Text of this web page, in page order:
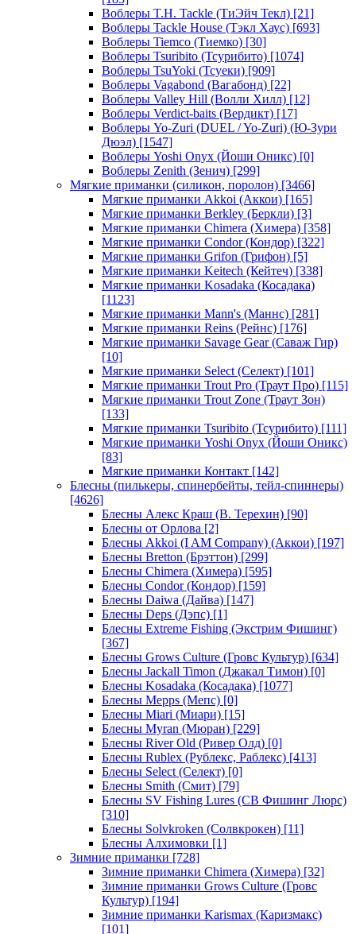
Воблеры T.H. Tackle (ТиЭйч Текл) [21]
Воблеры Tackle House (Тэкл Хаус) [693]
Воблеры Tiemco (Тиемко) [30]
Воблеры Tsuribito (Тсурибито) [1074]
Воблеры TsuYoki (Тсуеки) [909]
Воблеры Vagabond (Вагабонд) [22]
Воблеры Valley Hill (Волли Хилл) [12]
Воблеры Verdict-baits (Вердикт) [17]
Воблеры Yo-Zuri (DUEL / Yo-Zuri) (Ю-Зури
Дюэл) [1547]
Воблеры Yoshi Onyx (Йоши Оникс) [0]
Воблеры Zenith (Зенич) [299]
Мягкие приманки (силикон, поролон) [3466]
Мягкие приманки Akkoi (Аккои) [165]
Мягкие приманки Berkley (Беркли) [3]
Мягкие приманки Chimera (Химера) [358]
Мягкие приманки Condor (Кондор) [322]
Мягкие приманки Grifon (Грифон) [5]
Мягкие приманки Keitech (Кейтеч) [338]
Мягкие приманки Kosadaka (Косадака)
[1123]
Мягкие приманки Mann's (Маннс) [281]
Мягкие приманки Reins (Рейнс) [176]
Мягкие приманки Savage Gear (Саваж Гир)
[10]
Мягкие приманки Select (Селект) [101]
Мягкие приманки Trout Pro (Траут Про) [115]
Мягкие приманки Trout Zone (Траут Зон)
[133]
Мягкие приманки Tsuribito (Тсурибито) [111]
Мягкие приманки Yoshi Onyx (Йоши Оникс)
[83]
Мягкие приманки Контакт [142]
Блесны (пилькеры, спинербейты, тейл-спиннеры)
[4626]
Блесны Алекс Краш (В. Терехин) [90]
Блесны от Орлова [2]
Блесны Akkoi (I AM Company) (Аккои) [197]
Блесны Bretton (Брэттон) [299]
Блесны Chimera (Химера) [595]
Блесны Condor (Кондор) [159]
Блесны Daiwa (Дайва) [147]
Блесны Deps (Дэпс) [1]
Блесны Extreme Fishing (Экстрим Фишинг)
[367]
Блесны Grows Culture (Гровс Культур) [634]
Блесны Jackall Timon (Джакал Тимон) [0]
Блесны Kosadaka (Косадака) [1077]
Блесны Mepps (Мепс) [0]
Блесны Miari (Миари) [15]
Блесны Myran (Мюран) [229]
Блесны River Old (Ривер Олд) [0]
Блесны Rublex (Рублекс, Раблекс) [413]
Блесны Select (Селект) [0]
Блесны Smith (Смит) [79]
Блесны SV Fishing Lures (СВ Фишинг Люрс)
[310]
Блесны Solvkroken (Солвкрокен) [11]
Блесны Алхимовки [1]
Зимние приманки [728]
Зимние приманки Chimera (Химера) [32]
Зимние приманки Grows Culture (Гровс
Культур) [194]
Зимние приманки Karismax (Каризмакс)
[101]